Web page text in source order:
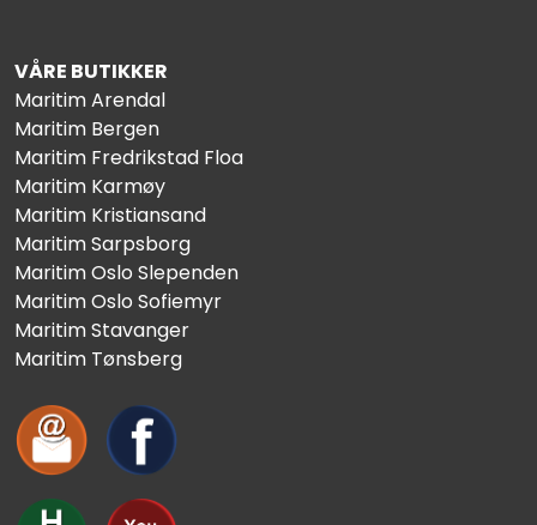
VÅRE BUTIKKER
Maritim Arendal
Maritim Bergen
Maritim Fredrikstad Floa
Maritim Karmøy
Maritim Kristiansand
Maritim Sarpsborg
Maritim Oslo Slependen
Maritim Oslo Sofiemyr
Maritim Stavanger
Maritim Tønsberg